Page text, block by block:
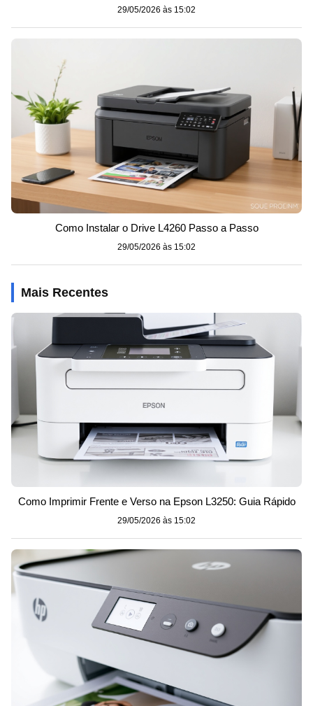
29/05/2026 às 15:02
Como Instalar o Drive L4260 Passo a Passo
29/05/2026 às 15:02
Mais Recentes
Como Imprimir Frente e Verso na Epson L3250: Guia Rápido
29/05/2026 às 15:02